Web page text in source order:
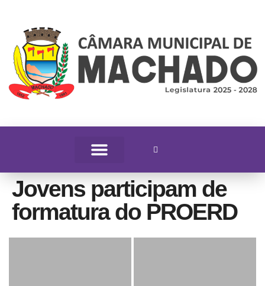
Jovens participam de
formatura do PROERD